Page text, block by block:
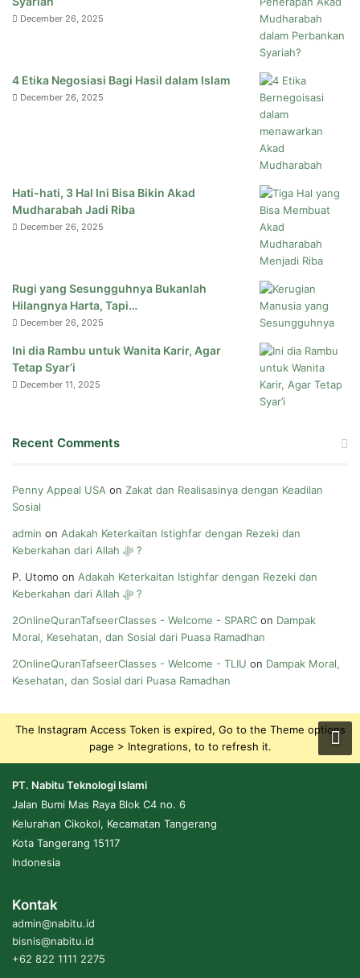
December 26, 2025
4 Etika Negosiasi Bagi Hasil dalam Islam
December 26, 2025
Hati-hati, 3 Hal Ini Bisa Bikin Akad
Mudharabah Jadi Riba
December 26, 2025
Rugi yang Sesungguhnya Bukanlah
Hilangnya Harta, Tapi…
December 26, 2025
Ini dia Rambu untuk Wanita Karir, Agar
Tetap Syar’i
December 11, 2025
Recent Comments
Penny Appeal USA on Zakat dan Realisasinya dengan Keadilan
Sosial
admin on Adakah Keterkaitan Istighfar dengan Rezeki dan
Keberkahan dari Allah ﷻ ?
P. Utomo on Adakah Keterkaitan Istighfar dengan Rezeki dan
Keberkahan dari Allah ﷻ ?
2OnlineQuranTafseerClasses - Welcome - SPARC on Dampak
Moral, Kesehatan, dan Sosial dari Puasa Ramadhan
2OnlineQuranTafseerClasses - Welcome - TLIU on Dampak Moral,
Kesehatan, dan Sosial dari Puasa Ramadhan
The Instagram Access Token is expired, Go to the Theme options
page > Integrations, to to refresh it.
PT. Nabitu Teknologi Islami
Jalan Bumi Mas Raya Blok C4 no. 6
Kelurahan Cikokol, Kecamatan Tangerang
Kota Tangerang 15117
Indonesia
Kontak
admin@nabitu.id
bisnis@nabitu.id
+62 822 1111 2275